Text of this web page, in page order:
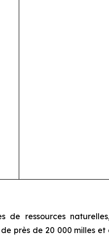
de ressources
près de 20 000 milles et